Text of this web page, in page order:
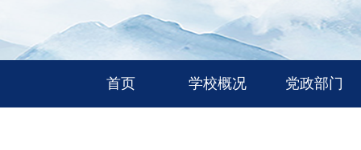
首页 学校概况 党政部门